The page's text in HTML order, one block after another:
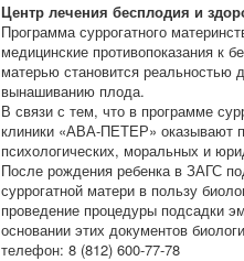
Центр лечения бесплодия и
Программа суррогатного
медицинские противопоказания к
матерью становится реальностью
вынашиванию плода.
В связи с тем, что в программе
клиники «АВА-ПЕТЕР» оказывают
психологических, моральных и
После рождения ребенка в ЗАГС
суррогатной матери в пользу
проведение процедуры подсадки
основании этих документов
телефон: 8 (812) 600-77-78